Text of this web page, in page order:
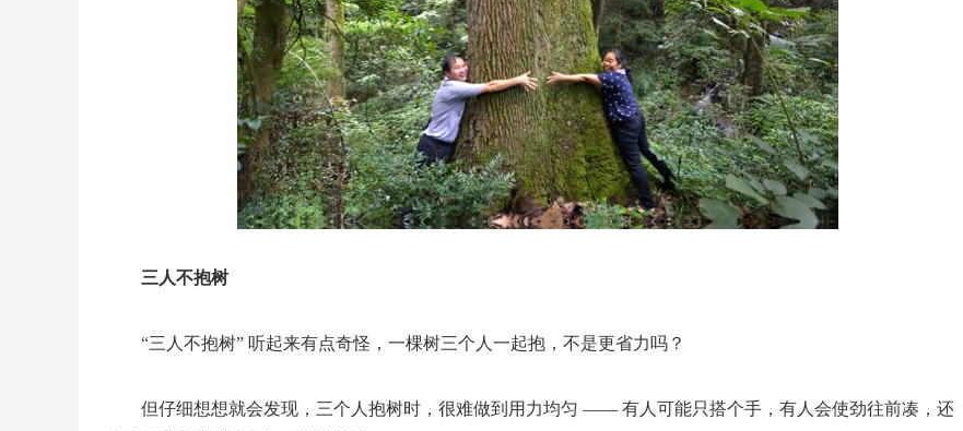
三人不抱树
“三人不抱树” 听起来有点奇怪，一棵树三个人一起抱，不是更省力吗？
但仔细想想就会发现，三个人抱树时，很难做到用力均匀 —— 有人可能只搭个手，有人会使劲往前凑，还